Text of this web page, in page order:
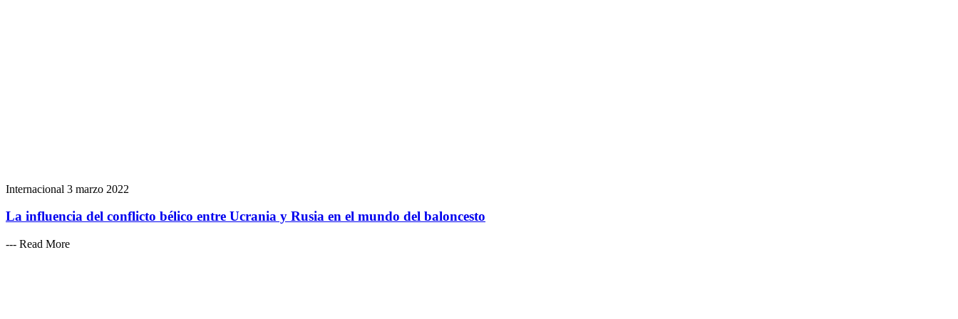
Internacional 3 marzo 2022
La influencia del conflicto bélico entre Ucrania y Rusia en el mundo del baloncesto
--- Read More